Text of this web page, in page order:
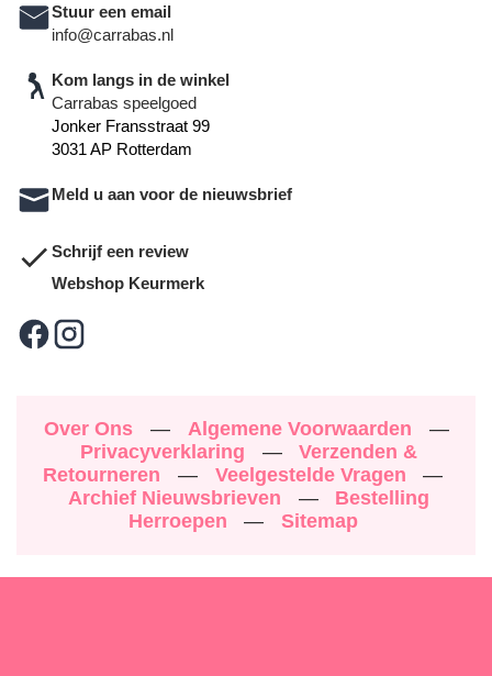
Stuur een email
info@carrabas.nl
Kom langs in de winkel
Carrabas speelgoed
Jonker Fransstraat 99
3031 AP Rotterdam
Meld u aan voor de nieuwsbrief
Schrijf een review
Webshop Keurmerk
Over Ons — Algemene Voorwaarden
—
Privacyverklaring
—
Verzenden &
Retourneren
— Veelgestelde Vragen
—
Archief Nieuwsbrieven
—
Bestelling
Herroepen
— Sitemap